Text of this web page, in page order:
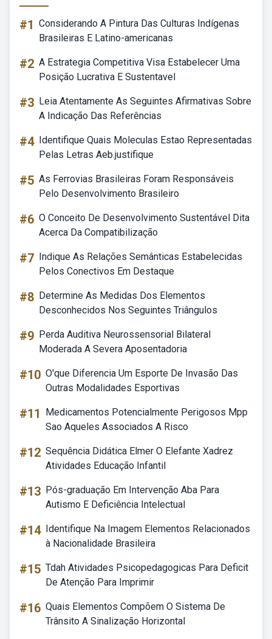
#1 Considerando A Pintura Das Culturas Indígenas
Brasileiras E Latino-americanas
#2 A Estrategia Competitiva Visa Estabelecer Uma
Posição Lucrativa E Sustentavel
#3 Leia Atentamente As Seguintes Afirmativas Sobre
A Indicação Das Referências
#4 Identifique Quais Moleculas Estao Representadas
Pelas Letras Aeb.justifique
#5 As Ferrovias Brasileiras Foram Responsáveis
Pelo Desenvolvimento Brasileiro
#6 O Conceito De Desenvolvimento Sustentável Dita
Acerca Da Compatibilização
#7 Indique As Relações Semânticas Estabelecidas
Pelos Conectivos Em Destaque
#8 Determine As Medidas Dos Elementos
Desconhecidos Nos Seguintes Triângulos
#9 Perda Auditiva Neurossensorial Bilateral
Moderada A Severa Aposentadoria
#10 O'que Diferencia Um Esporte De Invasão Das
Outras Modalidades Esportivas
#11
Medicamentos Potencialmente Perigosos Mpp
Sao Aqueles Associados A Risco
#12 Sequência Didática Elmer O Elefante Xadrez
Atividades Educação Infantil
#13 Pós-graduação Em Intervenção Aba Para
Autismo E Deficiência Intelectual
#14 Identifique Na Imagem Elementos Relacionados
à Nacionalidade Brasileira
#15 Tdah Atividades Psicopedagogicas Para Deficit
De Atenção Para Imprimir
#16 Quais Elementos Compõem O Sistema De
Trânsito A Sinalização Horizontal